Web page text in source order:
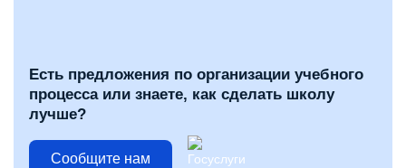
Есть предложения по организации учебного
процесса или знаете, как сделать школу
лучше?
Сообщите нам